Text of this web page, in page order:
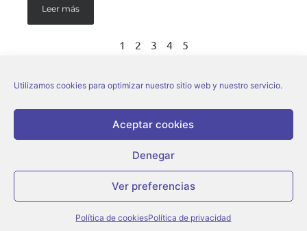
Utilizamos cookies para optimizar nuestro sitio web y nuestro servicio.
Aceptar cookies
Denegar
Ver preferencias
Política de cookiesPolítica de privacidad
Leer más
1 2 3 4 5
Aviso legal
Política de cookies